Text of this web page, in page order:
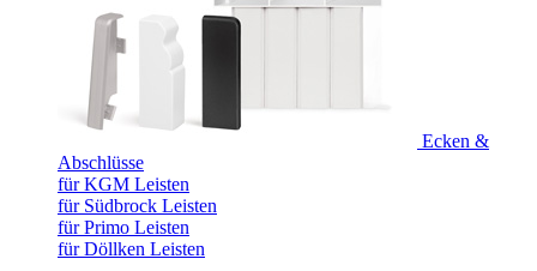
Ecken &
Abschlüsse
für KGM Leisten
für Südbrock Leisten
für Primo Leisten
für Döllken Leisten